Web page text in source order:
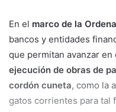
En el marco de la
bancos y entidades
que permitan avanzar
ejecución de obras de
cordón cuneta, como la
gatos corrientes para tal